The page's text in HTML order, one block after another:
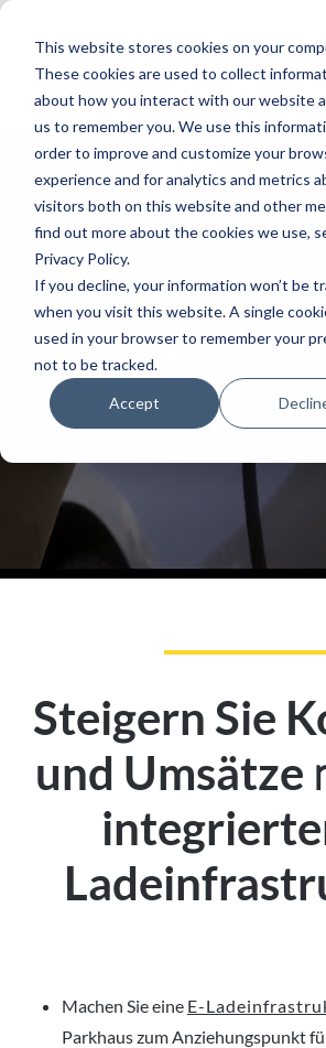
This website stores cookies on your
These cookies are used to collect
about how you interact with our website
us to remember you. We use this
order to improve and customize your
experience and for analytics and metrics
visitors both on this website and other
find out more about the cookies we use,
Privacy Policy.
If you decline, your information won’t be
when you visit this website. A single
used in your browser to remember your
not to be tracked.
Accept
let's
Steigern Sie
und Umsätze
Machen Sie eine E-
Parkhaus zum Anziehungspunkt